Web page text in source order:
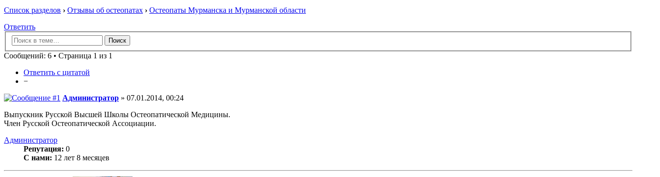
Список разделов › Отзывы об остеопатах › Остеопаты Мурманска и Мурманской области
Ответить
Сообщений: 6 • Страница 1 из 1
Ответить с цитатой
−
Администратор » 07.01.2014, 00:24
Выпускник Русской Высшей Школы Остеопатической Медицины.
Член Русской Остеопатической Ассоциации.
Администратор
Репутация: 0
С нами: 12 лет 8 месяцев